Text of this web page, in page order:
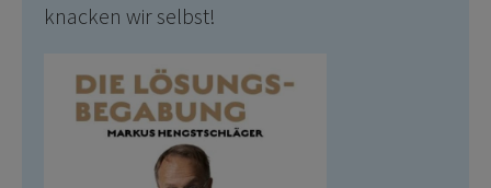
knacken wir selbst!